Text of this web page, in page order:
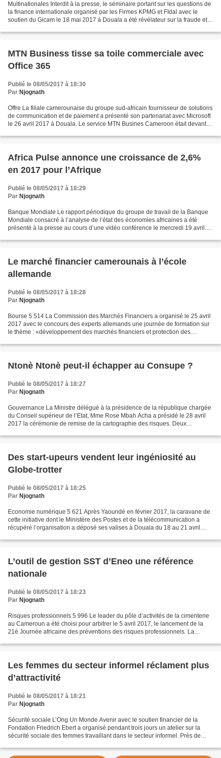
Multinationales Interdit à la presse, le séminaire portant sur les questions de
la finance internationale organisé par les Firmes KPMG et FIdal avec le
soutien du Gicam le 18 mai 2017 à Douala a été révélateur sur la fraude et
MTN Business tisse sa toile commerciale avec
Office 365
Publié le 08/05/2017 à 18:30
Par Njognath
Offre La filiale camerounaise du groupe sud-africain fournisseur de solutions
de communication et de paiement a présenté son partenariat avec Microsoft
le 26 avril 2017 à Douala. Le service MTN Busines Cameroon était devant la
Africa Pulse annonce une croissance de 2,6%
en 2017 pour l’Afrique
Publié le 08/05/2017 à 18:29
Par Njognath
Banque Mondiale Le rapport périodique du groupe de travail de la Banque
Mondiale consacré à l’analyse de l’état des économies africaines a été
présenté à la presse au cours d’une vidéo conférence le mercredi 19 avril.
Le marché financier camerounais à l’école
allemande
Publié le 08/05/2017 à 18:28
Par Njognath
Bourse 5 514 La Commission des Marchés Financiers a organisé le 25 avril
2017 avec le concours des experts allemands une journée de formation sur
le thème : «développement des marchés financiers et protection des
Ntonè Ntonè peut-il échapper au Consupe ?
Publié le 08/05/2017 à 18:27
Par Njognath
Gouvernance La Ministre délégué à la présidence de la république chargée
du Conseil supérieur de l’Etat, Mme Rose Mbah Acha a présidé le 28 avril
2017 la cérémonie de remise de la cartographie des risques. Deux
Des start-upeurs vendent leur ingéniosité au
Globe-trotter
Publié le 08/05/2017 à 18:25
Par Njognath
Economie numérique 5 621 Après Yaoundé en février 2017, la caravane de
cette initiative dont le Ministère des Postes et de la télécommunication a
récupéré l’organisation a déposé ses valises à Douala du 18 au 21 avril
L’outil de gestion SST d’Eneo une référence
nationale
Publié le 08/05/2017 à 18:23
Par Njognath
Risques professionnels 5 996 Le leader du pôle d’activités de la cimenterie
au Cameroun a été choisi pour arbitrer le 5 avril 2017, le lancement de la
21è Journée africaine des préventions des risques professionnels. La
Les femmes du secteur informel réclament plus
d’attractivité
Publié le 08/05/2017 à 18:21
Par Njognath
Sécurité sociale L’Ong Un Monde Avenir avec le soutien financier de la
Fondation Friedrich Ebert a organisé pendant trois jours un atelier sur la
sécurité sociale des femmes travaillant dans le secteur informel. Près de